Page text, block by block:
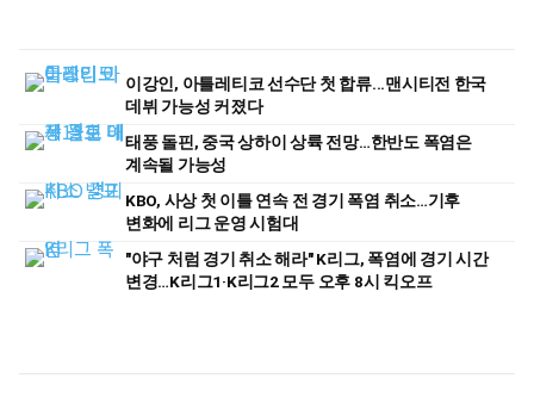
이강인, 아틀레티코 선수단 첫 합류...맨시티전 한국
데뷔 가능성 커졌다
태풍 돌핀, 중국 상하이 상륙 전망…한반도 폭염은
계속될 가능성
KBO, 사상 첫 이틀 연속 전 경기 폭염 취소…기후
변화에 리그 운영 시험대
"야구 처럼 경기 취소 해라" K리그, 폭염에 경기 시간
변경…K리그1·K리그2 모두 오후 8시 킥오프